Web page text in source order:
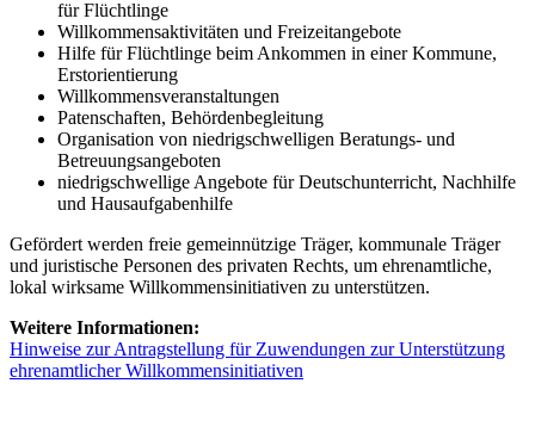
für Flüchtlinge
Willkommensaktivitäten und Freizeitangebote
Hilfe für Flüchtlinge beim Ankommen in einer Kommune,
Erstorientierung
Willkommensveranstaltungen
Patenschaften, Behördenbegleitung
Organisation von niedrigschwelligen Beratungs- und
Betreuungsangeboten
niedrigschwellige Angebote für Deutschunterricht, Nachhilfe
und Hausaufgabenhilfe
Gefördert werden freie gemeinnützige Träger, kommunale Träger
und juristische Personen des privaten Rechts, um ehrenamtliche,
lokal wirksame Willkommensinitiativen zu unterstützen.
Weitere Informationen:
Hinweise zur Antragstellung für Zuwendungen zur Unterstützung
ehrenamtlicher Willkommensinitiativen